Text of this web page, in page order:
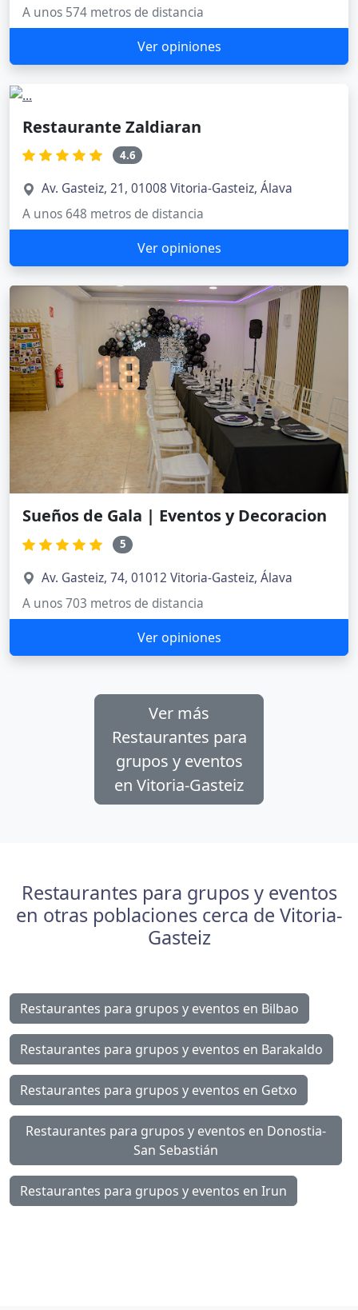
A unos 574 metros de distancia
Ver opiniones
Restaurante Zaldiaran
4.6
Av. Gasteiz, 21, 01008 Vitoria-Gasteiz, Álava
A unos 648 metros de distancia
Ver opiniones
Sueños de Gala | Eventos y Decoracion
5
Av. Gasteiz, 74, 01012 Vitoria-Gasteiz, Álava
A unos 703 metros de distancia
Ver opiniones
Ver más
Restaurantes para
grupos y eventos
en Vitoria-Gasteiz
Restaurantes para grupos y eventos
en otras poblaciones cerca de Vitoria-
Gasteiz
Restaurantes para grupos y eventos en Bilbao
Restaurantes para grupos y eventos en Barakaldo
Restaurantes para grupos y eventos en Getxo
Restaurantes para grupos y eventos en Donostia-
San Sebastián
Restaurantes para grupos y eventos en Irun